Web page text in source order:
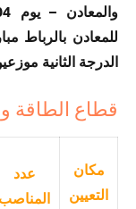
الدرجة الثانية
قطاع الطاقة
مكان
التعيين
عدد
المناصب